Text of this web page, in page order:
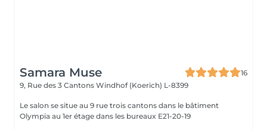
Samara Muse
16
9, Rue des 3 Cantons Windhof (Koerich) L-8399
Le salon se situe au 9 rue trois cantons dans le bâtiment
Olympia au 1er étage dans les bureaux E21-20-19